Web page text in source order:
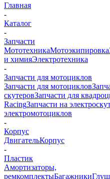
Главная
-
Каталог
-
Запчасти
МототехникаМотоэкипировка
и химияЭлектротехника
-
Запчасти для мотоциклов
Запчасти для мотоциклов
скутеровЗапчасти для
RacingЗапчасти на
электромотоциклов
-
Корпус
ДвигательКорпус
-
Пластик
Амортизаторы,
ремкомплектыБагажники